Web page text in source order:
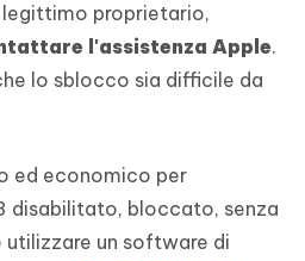
legittimo proprietario,
l'assistenza Apple.
lo sblocco sia difficile da
ed economico per
disabilitato, bloccato, senza
utilizzare un software di